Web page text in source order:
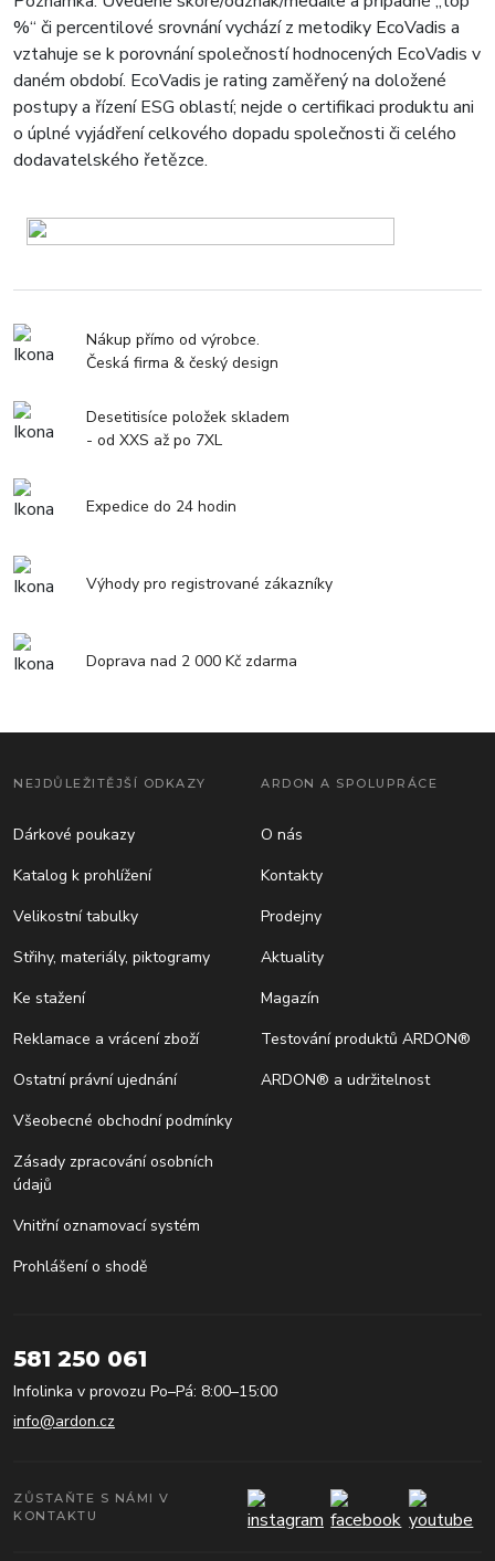
%“ či percentilové srovnání vychází z metodiky EcoVadis a
vztahuje se k porovnání společností hodnocených EcoVadis v
daném období. EcoVadis je rating zaměřený na doložené
postupy a řízení ESG oblastí; nejde o certifikaci produktu ani
o úplné vyjádření celkového dopadu společnosti či celého
dodavatelského řetězce.
Nákup přímo od výrobce.
Česká firma & český design
Desetitisíce položek skladem
- od XXS až po 7XL
Expedice do 24 hodin
Výhody pro registrované zákazníky
Doprava nad 2 000 Kč zdarma
NEJDŮLEŽITĚJŠÍ ODKAZY
Dárkové poukazy
Katalog k prohlížení
Velikostní tabulky
Střihy, materiály, piktogramy
Ke stažení
Reklamace a vrácení zboží
Ostatní právní ujednání
Všeobecné obchodní podmínky
Zásady zpracování osobních
údajů
Vnitřní oznamovací systém
Prohlášení o shodě
ARDON A SPOLUPRÁCE
O nás
Kontakty
Prodejny
Aktuality
Magazín
Testování produktů ARDON®
ARDON® a udržitelnost
581 250 061
Infolinka v provozu Po–Pá: 8:00–15:00
info@ardon.cz
ZŮSTAŇTE S NÁMI V
KONTAKTU